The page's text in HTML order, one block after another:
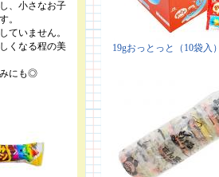
、小さなお子
。
ていません。
くなる程の美
みにも◎